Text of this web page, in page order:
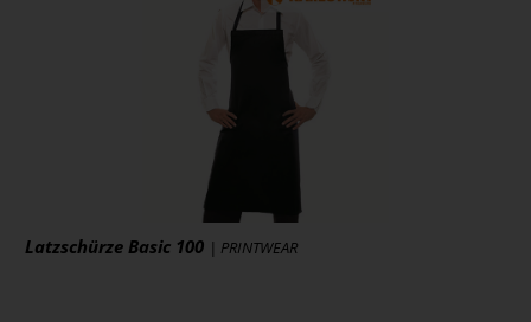
Artikel ansehen
Latzschürze Basic 100 | PRINTWEAR